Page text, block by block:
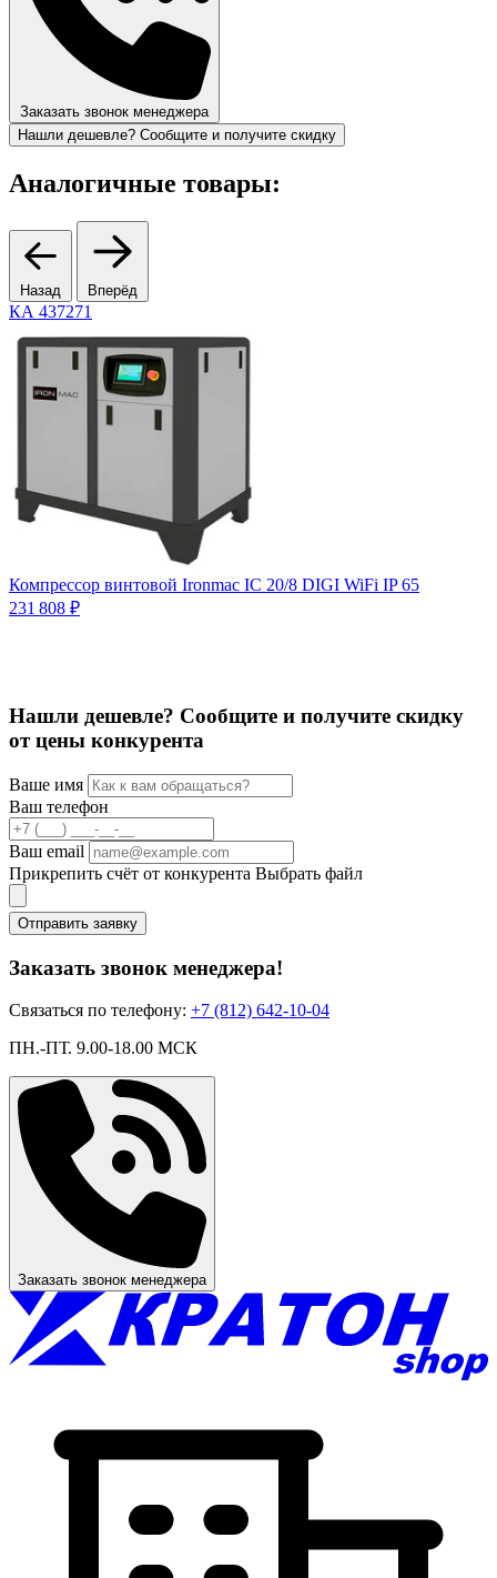
Заказать звонок менеджера
Нашли дешевле? Сообщите и получите скидку
Аналогичные товары:
Назад Вперёд
КА 437271
Компрессор винтовой Ironmac IC 20/8 DIGI WiFi IP 65
231 808 ₽
Нашли дешевле? Сообщите и получите скидку
от цены конкурента
Ваше имя
Ваш телефон
Ваш email
Прикрепить счёт от конкурента Выбрать файл
Отправить заявку
Заказать звонок менеджера!
Связаться по телефону: +7 (812) 642-10-04
ПН.-ПТ. 9.00-18.00 МСК
Заказать звонок менеджера